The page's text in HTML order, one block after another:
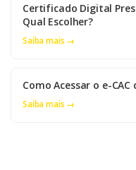
Certificado Digital
Qual Escolher?
Saiba mais →
Como Acessar o e-
Saiba mais →